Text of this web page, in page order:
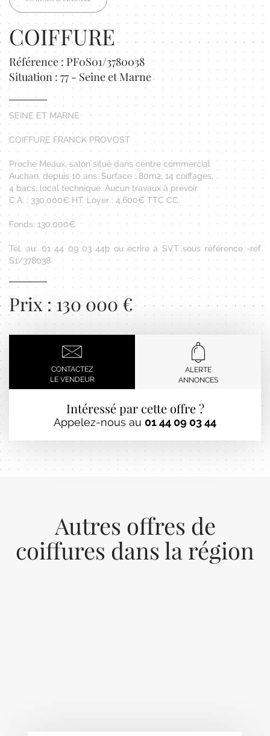
COIFFURE
Référence : PF0S01/3780038
Situation : 77 - Seine et Marne
SEINE ET MARNE
COIFFURE FRANCK PROVOST
Proche Meaux, salon situé dans centre commercial
Auchan, depuis 10 ans. Surface : 80m2, 14 coiffages,
4 bacs, local technique. Aucun travaux à prévoir.
C.A. : 330.000€ HT. Loyer : 4.600€ TTC CC.
Fonds: 130.000€
Tél. au: 01 44 09 03 44þ ou écrire à SVT sous référence -ref
S1/378038
Prix : 130 000 €
CONTACTEZ
LE VENDEUR
ALERTE
ANNONCES
Intéressé par cette offre ?
Appelez-nous au 01 44 09 03 44
Autres offres de
coiffures dans la région